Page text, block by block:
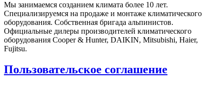
Мы занимаемся созданием климата более 10 лет.
Специализируемся на продаже и монтаже климатического
оборудования. Собственная бригада альпинистов.
Официальные дилеры производителей климатического
оборудования Cooper & Hunter, DAIKIN, Mitsubishi, Haier,
Fujitsu.
Пользовательское соглашение